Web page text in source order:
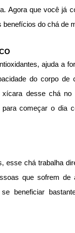
Agora que você já
benefícios do chá de
ajuda a
do corpo de
desse chá no
para começar o dia
esse chá trabalha
que sofrem de
beneficiar